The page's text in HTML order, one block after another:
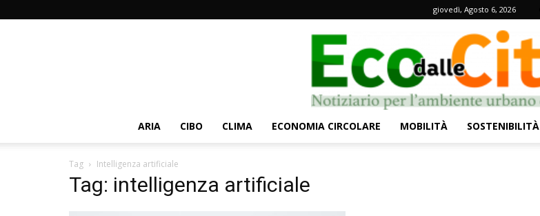
giovedì, Agosto 6, 2026
ARIA CIBO CLIMA ECONOMIA CIRCOLARE MOBILITÀ SOSTENIBILITÀ
Tag Intelligenza artificiale
Tag: intelligenza artificiale